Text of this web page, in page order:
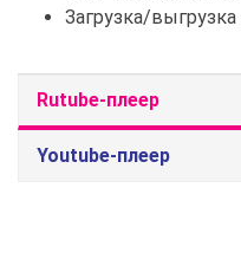
Загрузка/
Rutube-плеер
Youtube-плеер